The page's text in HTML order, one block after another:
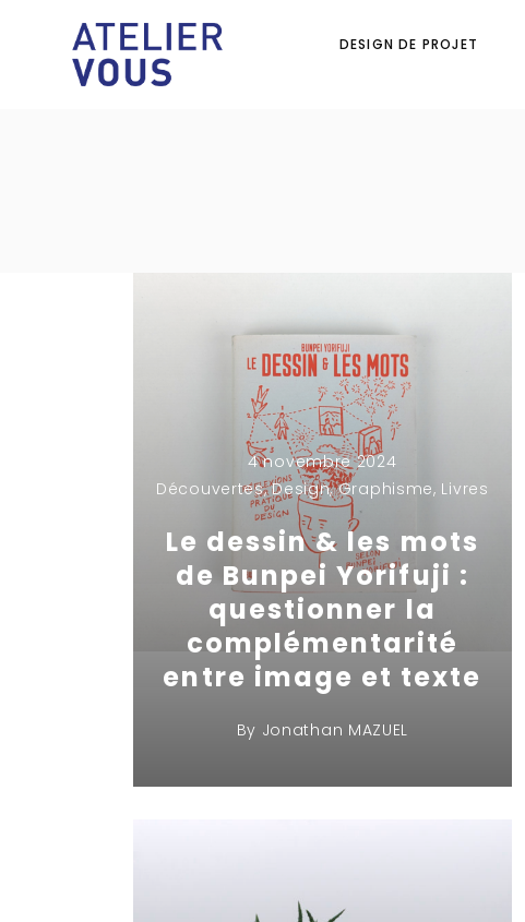
DESIGN DE PROJET
4 novembre 2024
Découvertes,Design,Graphisme, Livres
Le dessin & les mots
de Bunpei Yorifuji :
questionner la
complémentarité
entre image et texte
By Jonathan MAZUEL